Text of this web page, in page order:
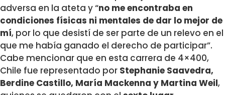
adversa en la ateta y “no me encontraba en
condiciones físicas ni mentales de dar lo mejor de
mí, por lo que desistí de ser parte de un relevo en el
que me había ganado el derecho de participar”.
Cabe mencionar que en esta carrera de 4×400,
Chile fue representado por Stephanie Saavedra,
Berdine Castillo, María Mackenna y Martina Weil,